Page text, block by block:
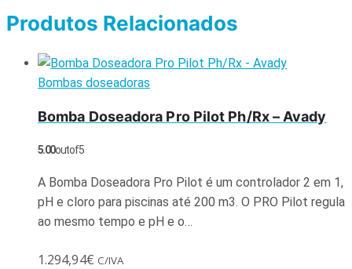
Produtos Relacionados
Bombas doseadoras
Bomba Doseadora Pro Pilot Ph/Rx – Avady
5.00out of 5
A Bomba Doseadora Pro Pilot é um controlador 2 em 1,
pH e cloro para piscinas até 200 m3. O PRO Pilot regula
ao mesmo tempo e pH e o…
1.294,94€ C/IVA